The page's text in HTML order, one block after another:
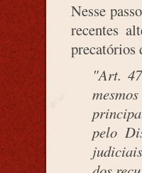
Nesse
recentes
precatórios
"Art.
pelo